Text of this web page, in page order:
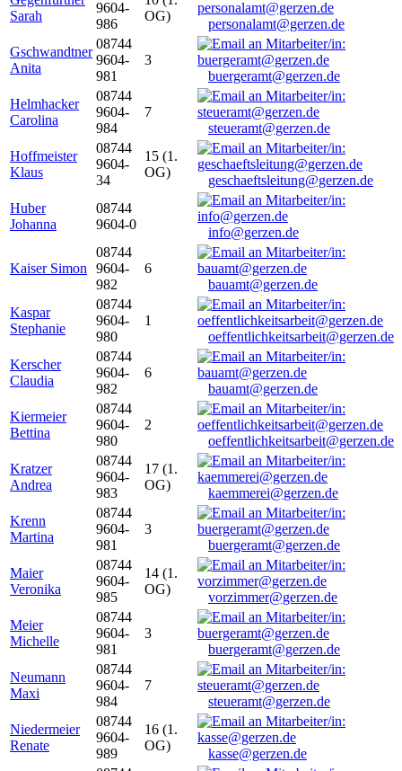
Sarah
9604-
986
OG)
personalamt@gerzen.de
Gschwandtner
Anita
08744
9604-
981
3
buergeramt@gerzen.de
Helmhacker
Carolina
08744
9604-
984
7
steueramt@gerzen.de
Hoffmeister
Klaus
08744
9604-
34
15 (1.
OG)
geschaeftsleitung@gerzen.de
Huber
Johanna
08744
9604-0
info@gerzen.de
Kaiser Simon
08744
9604-
982
6
bauamt@gerzen.de
Kaspar
Stephanie
08744
9604-
980
1
oeffentlichkeitsarbeit@gerzen.de
Kerscher
Claudia
08744
9604-
982
6
bauamt@gerzen.de
Kiermeier
Bettina
08744
9604-
980
2
oeffentlichkeitsarbeit@gerzen.de
Kratzer
Andrea
08744
9604-
983
17 (1.
OG)
kaemmerei@gerzen.de
Krenn
Martina
08744
9604-
981
3
buergeramt@gerzen.de
Maier
Veronika
08744
9604-
985
14 (1.
OG)
vorzimmer@gerzen.de
Meier
Michelle
08744
9604-
981
3
buergeramt@gerzen.de
Neumann
Maxi
08744
9604-
984
7
steueramt@gerzen.de
Niedermeier
Renate
08744
9604-
989
16 (1.
OG)
kasse@gerzen.de